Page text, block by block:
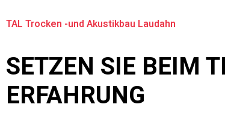
TAL Trocken -und Akustikbau Laudahn
SETZEN SIE BEIM
ERFAHRUNG